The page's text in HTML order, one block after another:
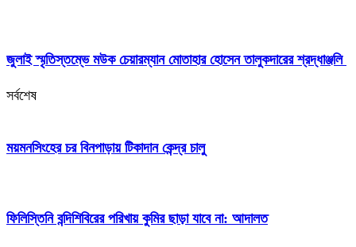
জুলাই স্মৃতিস্তম্ভে মউক চেয়ারম্যান মোতাহার হোসেন তালুকদারের শ্রদ্ধাঞ্জলি
সর্বশেষ
ময়মনসিংহের চর বিনপাড়ায় টিকাদান কেন্দ্র চালু
ফিলিস্তিনি বন্দিশিবিরের পরিখায় কুমির ছাড়া যাবে না: আদালত